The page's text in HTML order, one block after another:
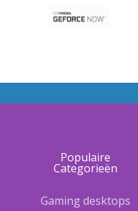
Populaire
Categorieën
Gaming desktops